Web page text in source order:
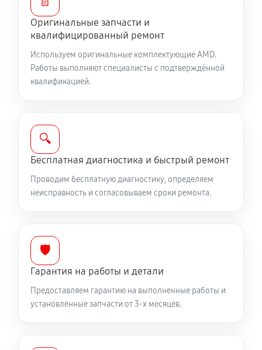
Оригинальные запчасти и
квалифицированный ремонт
Используем оригинальные комплектующие AMD.
Работы выполняют специалисты с подтверждённой
квалификацией.
🔍
Бесплатная диагностика и быстрый ремонт
Проводим бесплатную диагностику, определяем
неисправность и согласовываем сроки ремонта.
🛡️
Гарантия на работы и детали
Предоставляем гарантию на выполненные работы и
установленные запчасти от 3-х месяцев.